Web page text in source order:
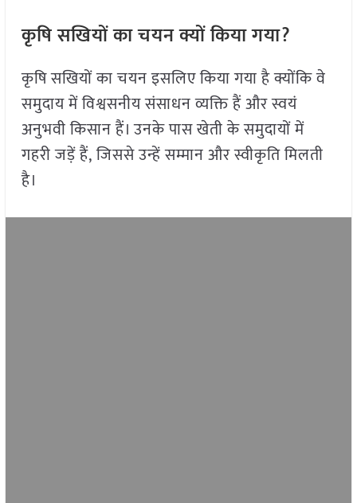
कृषि सखियों का चयन क्यों किया गया?
कृषि सखियों का चयन इसलिए किया गया है क्योंकि वे
समुदाय में विश्वसनीय संसाधन व्यक्ति हैं और स्वयं
अनुभवी किसान हैं। उनके पास खेती के समुदायों में
गहरी जड़ें हैं, जिससे उन्हें सम्मान और स्वीकृति मिलती
है।